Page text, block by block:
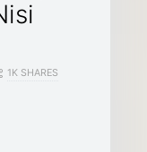
1K SHARES